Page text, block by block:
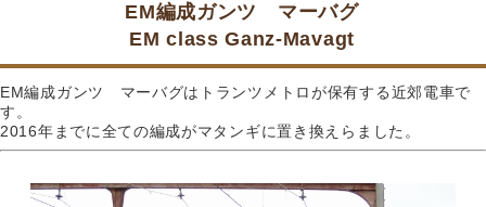
EM編成ガンツ マーバグ
EM class Ganz-Mavagt
EM編成ガンツ マーバグはトランツメトロが保有する近郊電車で
す。
2016年までに全ての編成がマタンギに置き換えらました。